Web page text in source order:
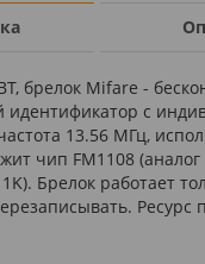
брелок Mifare -
идентификатор с
13.56 МГц,
чип FM1108
Брелок работает
Ресурс